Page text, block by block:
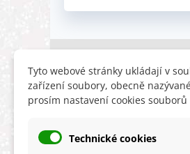
INFORMACE
Obchodní podmínky
Ochrana osobních údajů
Tyto webové stránky ukládají v
zařízení soubory, obecně
prosím nastavení cookies
Technické cookies